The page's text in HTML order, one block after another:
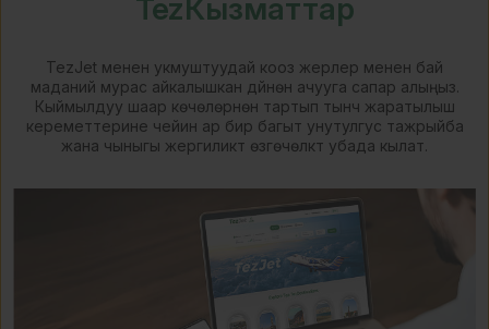
TezКызматтар
TezJet менен укмуштуудай кооз жерлер менен бай
маданий мурас айкалышкан дүйнөнү ачууга сапар алыңыз.
Кыймылдуу шаар көчөлөрүнөн тартып тынч жаратылыш
кереметтерине чейин ар бир багыт унутулгус тажрыйба
жана чыныгы жергиликтүү өзгөчөлүктү убада кылат.